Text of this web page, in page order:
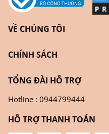
VỀ CHÚNG TÔI
CHÍNH SÁCH
TỔNG ĐÀI HỖ TRỢ
Hotline : 0944799444
HỖ TRỢ THANH TOÁN